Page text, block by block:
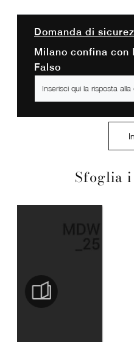
Sfoglia
Domanda di
Milano confina con
Falso